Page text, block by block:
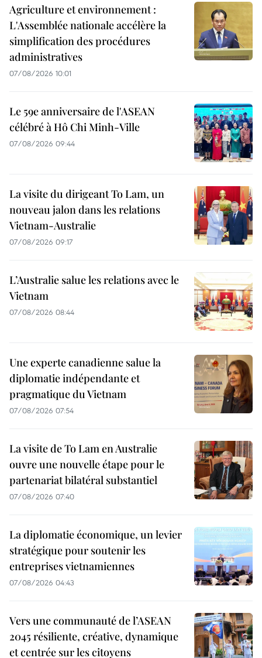
Agriculture et environnement :
L'Assemblée nationale accélère la
simplification des procédures
administratives
07/08/2026 10:01
Le 59e anniversaire de l'ASEAN
célébré à Hô Chi Minh-Ville
07/08/2026 09:44
La visite du dirigeant To Lam, un
nouveau jalon dans les relations
Vietnam-Australie
07/08/2026 09:17
L’Australie salue les relations avec le
Vietnam
07/08/2026 08:44
Une experte canadienne salue la
diplomatie indépendante et
pragmatique du Vietnam
07/08/2026 07:54
La visite de To Lam en Australie
ouvre une nouvelle étape pour le
partenariat bilatéral substantiel
07/08/2026 07:40
La diplomatie économique, un levier
stratégique pour soutenir les
entreprises vietnamiennes
07/08/2026 04:43
Vers une communauté de l’ASEAN
2045 résiliente, créative, dynamique
et centrée sur les citoyens